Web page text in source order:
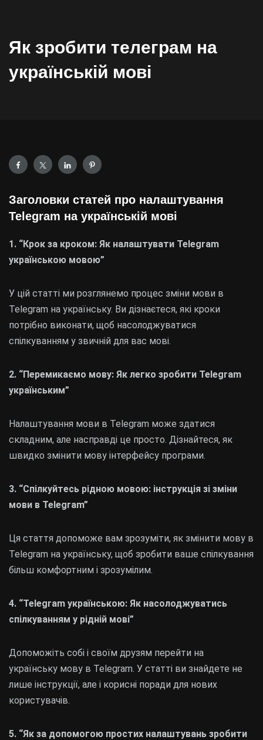
Як зробити телеграм на
українській мові
Заголовки статей про налаштування
Telegram на українській мові
1. “Крок за кроком: Як налаштувати Telegram
українською мовою”
У цій статті ми розглянемо процес зміни мови в
Telegram на українську. Ви дізнаєтеся, які кроки
потрібно виконати, щоб насолоджуватися
спілкуванням у звичній для вас мові.
2. “Перемикаємо мову: Як легко зробити Telegram
українським”
Налаштування мови в Telegram може здатися
складним, але насправді це просто. Дізнайтеся, як
швидко змінити мову інтерфейсу програми.
3. “Спілкуйтесь рідною мовою: інструкція зі зміни
мови в Telegram”
Ця стаття допоможе вам зрозуміти, як змінити мову в
Telegram на українську, щоб зробити ваше спілкування
більш комфортним і зрозумілим.
4. “Telegram українською: Як насолоджуватись
спілкуванням у рідній мові”
Допоможіть собі і своїм друзям перейти на
українську мову в Telegram. У статті ви знайдете не
лише інструкції, але і корисні поради для нових
користувачів.
5. “Як за допомогою простих налаштувань зробити